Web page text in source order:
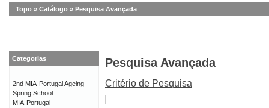
Topo » Catálogo » Pesquisa Avançada
Pesquisa Avançada
Critério de Pesquisa
Categorias
2nd MIA-Portugal Ageing
Spring School
MIA-Portugal